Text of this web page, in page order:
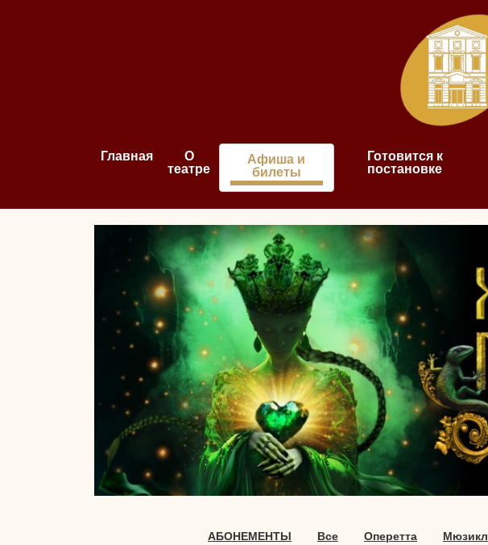
Главная
О
театре
Афиша и
билеты
Готовится к
постановке
АБОНЕМЕНТЫ Все Оперетта Мюзикл